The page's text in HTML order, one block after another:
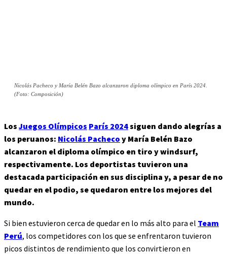
Nicolás Pacheco y María Belén Bazo alcanzaron diploma olímpico en París 2024.
(Foto: Composición)
Los Juegos Olímpicos París 2024siguen dando alegrías a
los peruanos: Nicolás Pacheco y María Belén Bazo
alcanzaron el diploma olímpico en tiro y windsurf,
respectivamente. Los deportistas tuvieron una
destacada participación en sus disciplina y, a pesar de no
quedar en el podio, se quedaron entre los mejores del
mundo.
Si bien estuvieron cerca de quedar en lo más alto para el Team
Perú, los competidores con los que se enfrentaron tuvieron
picos distintos de rendimiento que los convirtieron en